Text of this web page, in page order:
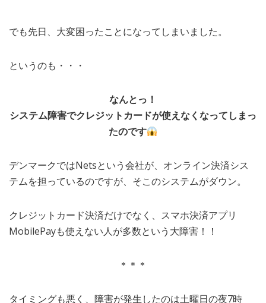
でも先日、大変困ったことになってしまいました。
というのも・・・
なんとっ！
システム障害でクレジットカードが使えなくなってしまっ
たのです
デンマークではNetsという会社が、オンライン決済シス
テムを担っているのですが、そこのシステムがダウン。
クレジットカード決済だけでなく、スマホ決済アプリ
MobilePayも使えない人が多数という大障害！！
＊＊＊
タイミングも悪く、障害が発生したのは土曜日の夜7時